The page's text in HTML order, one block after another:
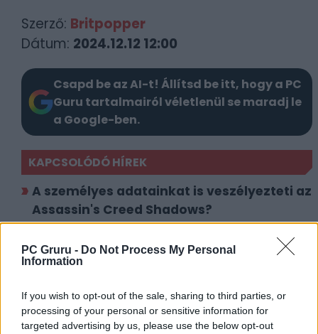
PC Gruru - Do Not Process My Personal
Information
If you wish to opt-out of the sale, sharing to third parties, or
processing of your personal or sensitive information for
targeted advertising by us, please use the below opt-out
Szerző: Britpopper
Dátum: 2024.12.12 12:00
Csapd be az AI-t! Állítsd be itt, hogy a PC
Guru tartalmairól véletlenül se maradj le
a Google-ben.
KAPCSOLÓDÓ HÍREK
A személyes adatainkat is veszélyezteti az
Assassin's Creed Shadows?
Assassin's Creed Shadows rosszarcúit